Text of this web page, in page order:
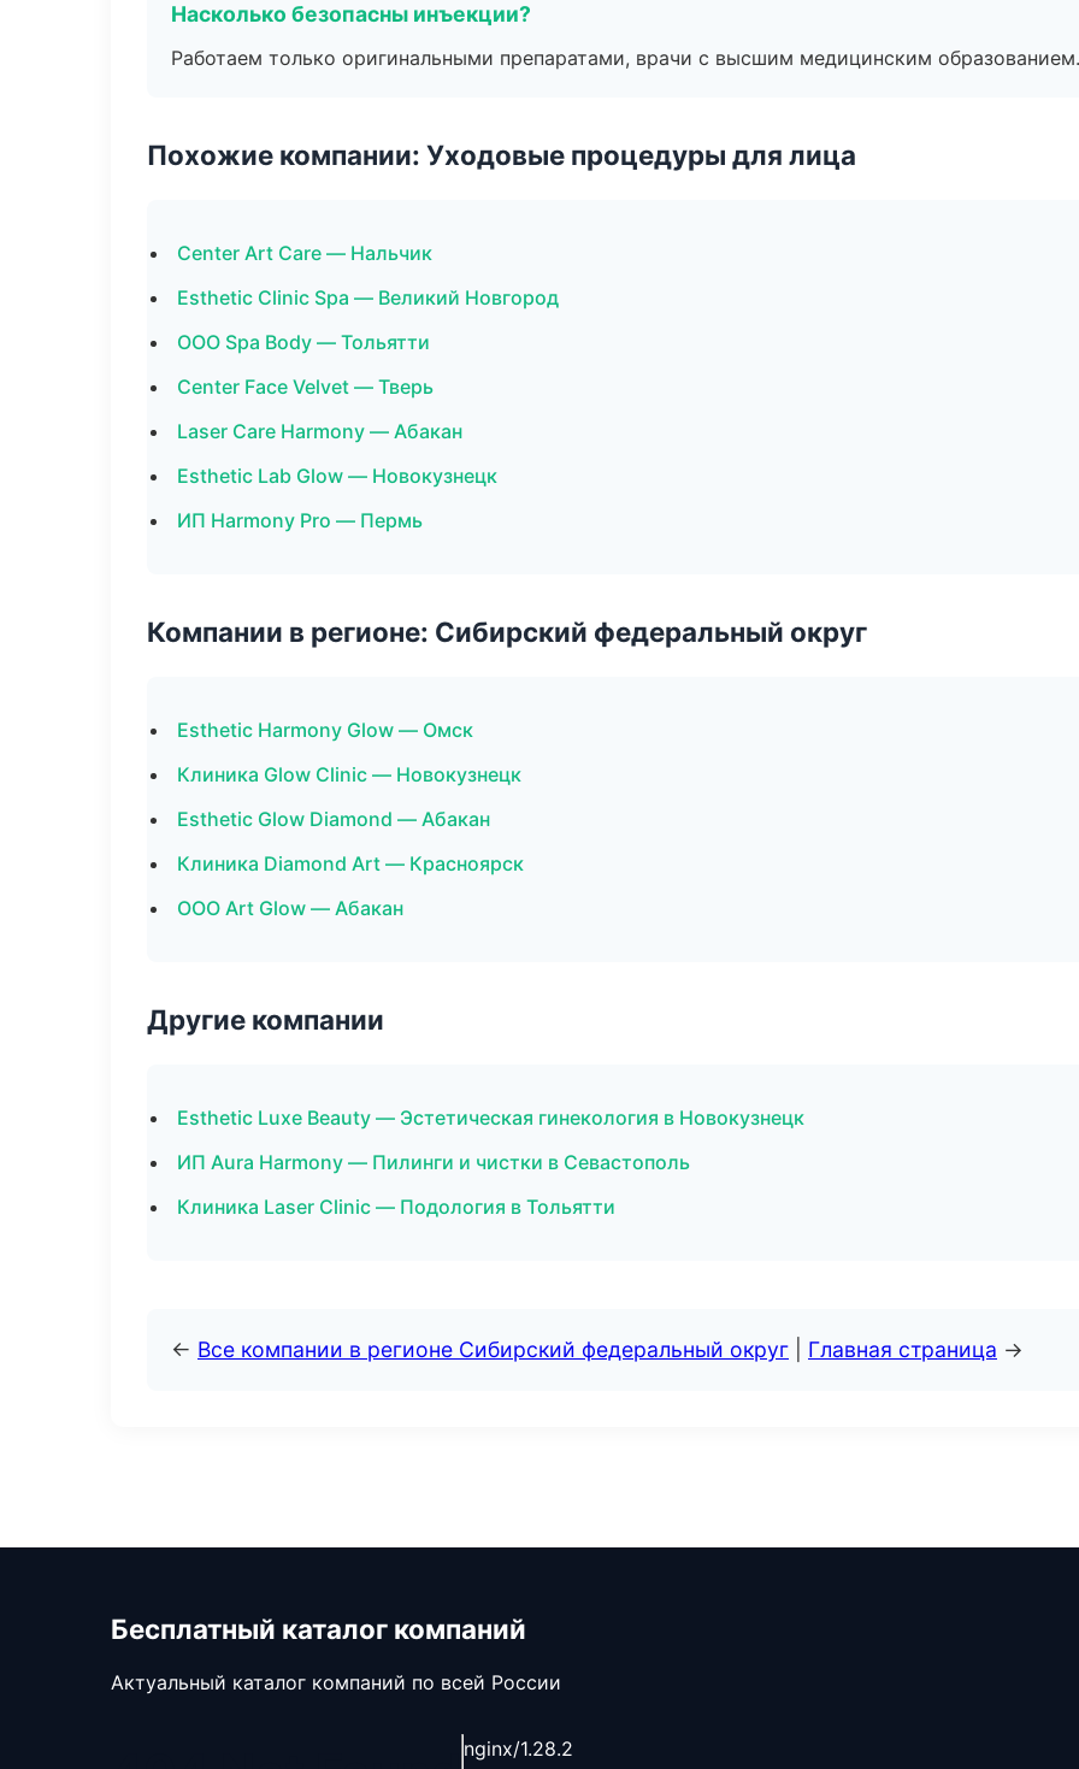
Насколько безопасны инъекции?
Работаем только оригинальными препаратами, врачи с высшим медицинским образованием.
Похожие компании: Уходовые процедуры для лица
Center Art Care — Нальчик
Esthetic Clinic Spa — Великий Новгород
ООО Spa Body — Тольятти
Center Face Velvet — Тверь
Laser Care Harmony — Абакан
Esthetic Lab Glow — Новокузнецк
ИП Harmony Pro — Пермь
Компании в регионе: Сибирский федеральный округ
Esthetic Harmony Glow — Омск
Клиника Glow Clinic — Новокузнецк
Esthetic Glow Diamond — Абакан
Клиника Diamond Art — Красноярск
ООО Art Glow — Абакан
Другие компании
Esthetic Luxe Beauty — Эстетическая гинекология в Новокузнецк
ИП Aura Harmony — Пилинги и чистки в Севастополь
Клиника Laser Clinic — Подология в Тольятти
← Все компании в регионе Сибирский федеральный округ Главная страница →
Бесплатный каталог компаний
Актуальный каталог компаний по всей России
nginx/1.28.2